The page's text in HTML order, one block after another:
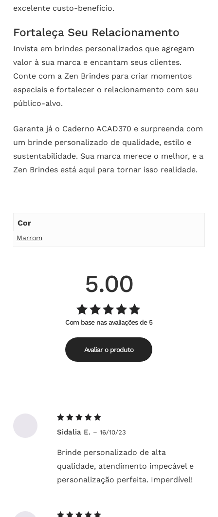
excelente custo-benefício.
Fortaleça Seu Relacionamento
Invista em brindes personalizados que agregam
valor à sua marca e encantam seus clientes.
Conte com a Zen Brindes para criar momentos
especiais e fortalecer o relacionamento com seu
público-alvo.
Garanta já o Caderno ACAD370 e surpreenda com
um brinde personalizado de qualidade, estilo e
sustentabilidade. Sua marca merece o melhor, e a
Zen Brindes está aqui para tornar isso realidade.
Cor
Marrom
5.00
Avaliação
5.00de
5
Com base nas avaliações de 5
Avaliar o produto
5de 5
Sidalia E. – 16/10/23
Brinde personalizado de alta
qualidade, atendimento impecável e
personalização perfeita. Imperdível!